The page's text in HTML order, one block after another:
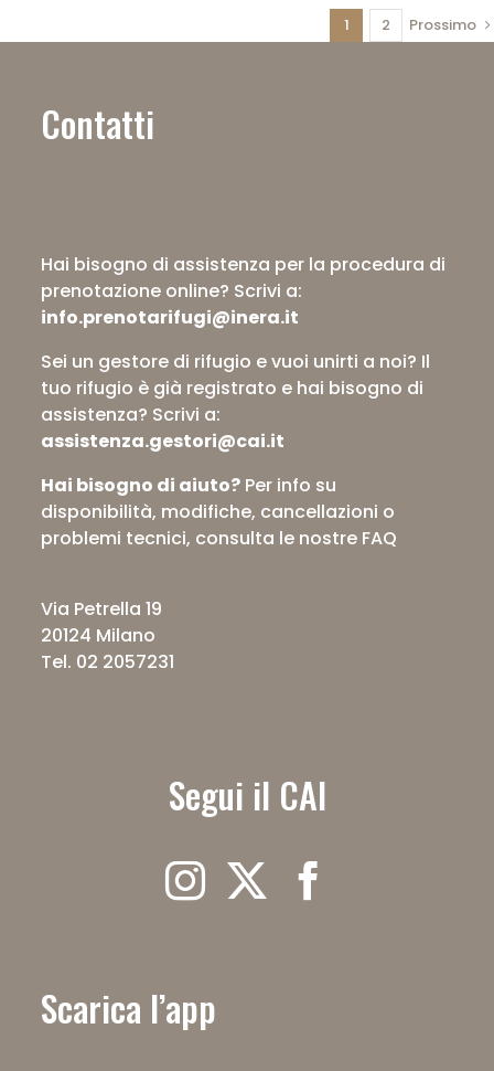
preparare
la
tua
1 2 Prossimo
Contatti
Hai bisogno di assistenza per la procedura di
prenotazione online? Scrivi a:
info.prenotarifugi@inera.it
Sei un gestore di rifugio e vuoi unirti a noi? Il
tuo rifugio è già registrato e hai bisogno di
assistenza? Scrivi a:
assistenza.gestori@cai.it
Hai bisogno di aiuto? Per info su
disponibilità, modifiche, cancellazioni o
problemi tecnici, consulta le nostre FAQ
Via Petrella 19
20124 Milano
Tel. 02 2057231
Segui il CAI
Scarica l’app